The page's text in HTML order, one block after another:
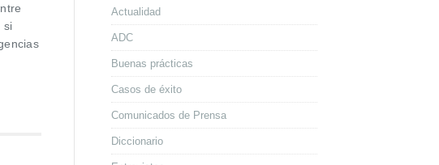
si
Actualidad
ADC
Buenas prácticas
Casos de éxito
Comunicados de Prensa
Diccionario